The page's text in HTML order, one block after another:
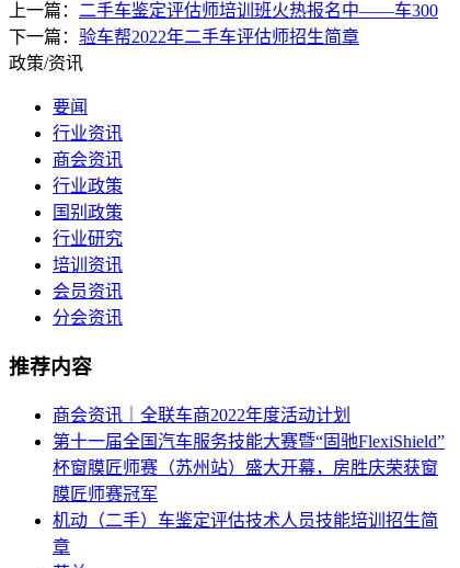
上一篇： 二手车鉴定评估师培训班火热报名中——车300
下一篇： 验车帮2022年二手车评估师招生简章
政策/资讯
要闻
行业资讯
商会资讯
行业政策
国别政策
行业研究
培训资讯
会员资讯
分会资讯
推荐内容
商会资讯｜全联车商2022年度活动计划
第十一届全国汽车服务技能大赛暨“固驰FlexiShield”
杯窗膜匠师赛（苏州站）盛大开幕，房胜庆荣获窗
膜匠师赛冠军
机动（二手）车鉴定评估技术人员技能培训招生简
章